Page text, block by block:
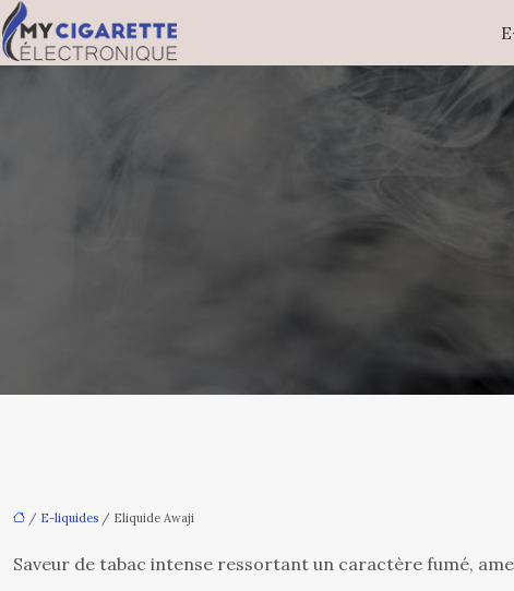
/ E-liquides / Eliquide Awaji
Saveur de tabac intense ressortant un caractère fumé,